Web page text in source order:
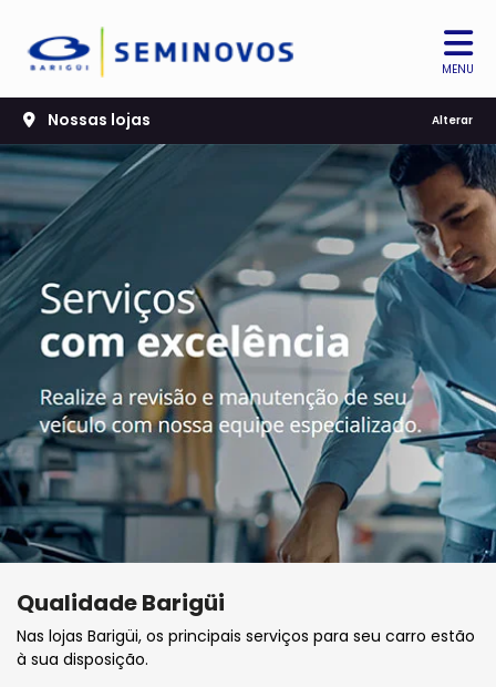
MENU
Nossas lojas Alterar
Qualidade Barigüi
Nas lojas Barigüi, os principais serviços para seu carro estão
à sua disposição.